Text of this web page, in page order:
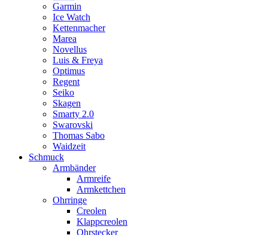
Garmin
Ice Watch
Kettenmacher
Marea
Novellus
Luis & Freya
Optimus
Regent
Seiko
Skagen
Smarty 2.0
Swarovski
Thomas Sabo
Waidzeit
Schmuck
Armbänder
Armreife
Armkettchen
Ohrringe
Creolen
Klappcreolen
Ohrstecker